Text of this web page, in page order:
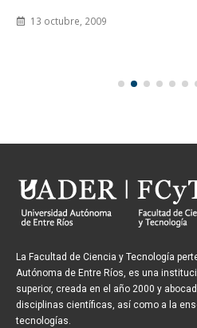
13 octubre, 2009
La Facultad de Ciencia y Tecnología
Autónoma de Entre Ríos, es una
superior, creada en el año 2000 y
disciplinas científicas, así como a la
tecnologías.